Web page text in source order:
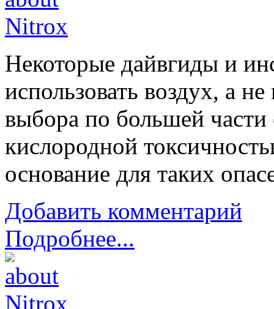
Некоторые дайвгиды и
использовать воздух, а
выбора по большей части
кислородной
основание для таких
Добавить комментарий
Подробнее...